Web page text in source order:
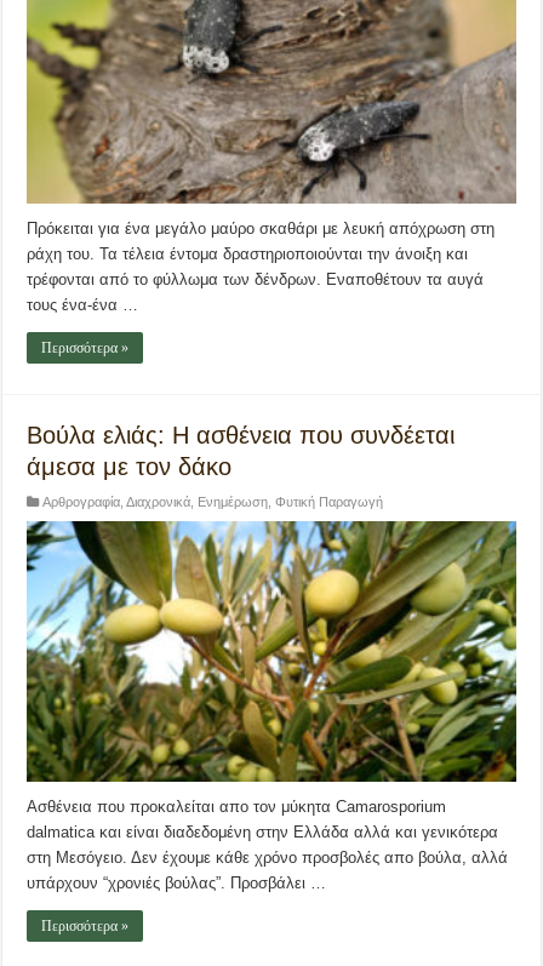
Πρόκειται για ένα μεγάλο μαύρο σκαθάρι με λευκή απόχρωση στη
ράχη του. Τα τέλεια έντομα δραστηριοποιούνται την άνοιξη και
τρέφονται από το φύλλωμα των δένδρων. Εναποθέτουν τα αυγά
τους ένα-ένα …
Περισσότερα »
Βούλα ελιάς: Η ασθένεια που συνδέεται
άμεσα με τον δάκο
Αρθρογραφία ,Διαχρονικά Ενημέρωση ,Φυτική Παραγωγή
Ασθένεια που προκαλείται απο τον μύκητα Camarosporium
dalmatica και είναι διαδεδομένη στην Ελλάδα αλλά και γενικότερα
στη Μεσόγειο. Δεν έχουμε κάθε χρόνο προσβολές απο βούλα, αλλά
υπάρχουν “χρονιές βούλας”. Προσβάλει …
Περισσότερα »